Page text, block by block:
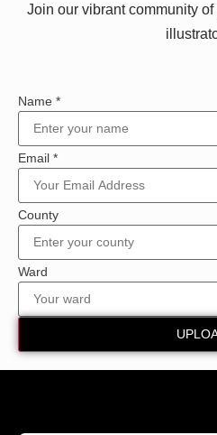
Join our vibrant community
Name *
Email *
County
Name
Ward
County
Ward